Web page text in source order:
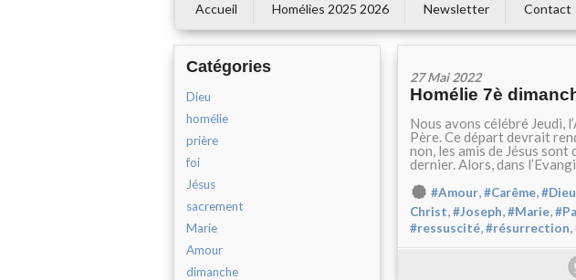
Accueil Homélies 2025 2026 Newsletter Contact
Catégories
Dieu
homélie
prière
foi
Jésus
sacrement
Marie
Amour
dimanche
27 Mai 2022
Homélie 7è
Nous avons célébré Jeudi,
Père. Ce départ devrait
non, les amis de Jésus sont
dernier. Alors, dans
#Amour,#Carême,#Dieu
Christ,#Joseph,#Marie,
#ressuscité,#résurrection,